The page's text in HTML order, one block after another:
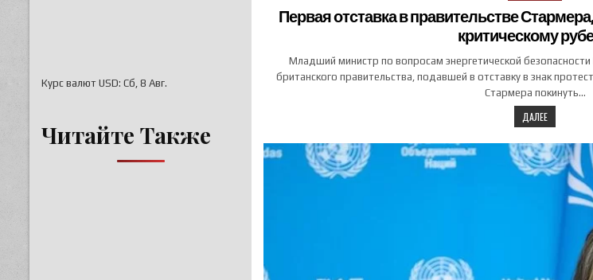
Первая отставка в правительстве
критическому
Младший министр по вопросам энергетической
британского правительства, подавшей в отставку в знак
Стармера покинуть…
ДАЛЕЕ
Курс валют USD: Сб, 8 Авг.
Читайте Также